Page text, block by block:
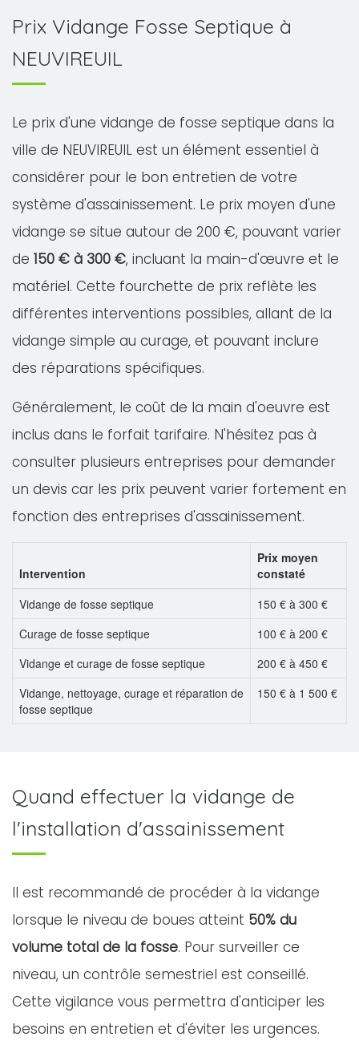
Prix Vidange Fosse Septique à
NEUVIREUIL
Le prix d'une vidange de fosse septique dans la
ville de NEUVIREUIL est un élément essentiel à
considérer pour le bon entretien de votre
système d'assainissement. Le prix moyen d'une
vidange se situe autour de 200 €, pouvant varier
de 150 € à 300 €, incluant la main-d'œuvre et le
matériel. Cette fourchette de prix reflète les
différentes interventions possibles, allant de la
vidange simple au curage, et pouvant inclure
des réparations spécifiques.
Généralement, le coût de la main d'oeuvre est
inclus dans le forfait tarifaire. N'hésitez pas à
consulter plusieurs entreprises pour demander
un devis car les prix peuvent varier fortement en
fonction des entreprises d'assainissement.
Intervention
Prix moyen
constaté
Vidange de fosse septique
150 € à 300 €
Curage de fosse septique
100 € à 200 €
Vidange et curage de fosse septique
200 € à 450 €
Vidange, nettoyage, curage et réparation de
fosse septique
150 € à 1 500 €
Quand effectuer la vidange de
l'installation d'assainissement
Il est recommandé de procéder à la vidange
lorsque le niveau de boues atteint 50% du
volume total de la fosse. Pour surveiller ce
niveau, un contrôle semestriel est conseillé.
Cette vigilance vous permettra d'anticiper les
besoins en entretien et d'éviter les urgences.